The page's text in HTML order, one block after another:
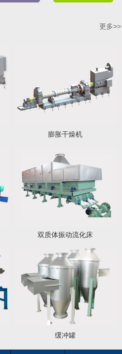
更多>>
膨胀干燥机
双质体振动流化床
缓冲罐